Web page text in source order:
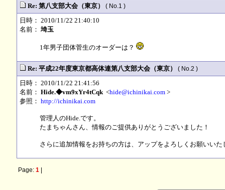
Re: 第八支部大会（東京） ( No.1 )
日時： 2010/11/22 21:40:10
名前： 埼玉
1年男子団体菅生のオーダーは？
Re: 平成22年度東京都高体連第八支部大会（東京） ( No.2 )
日時： 2010/11/22 21:41:56
名前： Hide.◆vm9xYr4tCqk<hide@ichinikai.com >
参照： http://ichinikai.com
管理人のHide.です。
たまちゃんさん、情報のご提供ありがとうございました！
さらに追加情報をお持ちの方は、アップをよろしくお願いいた
Page: 1|